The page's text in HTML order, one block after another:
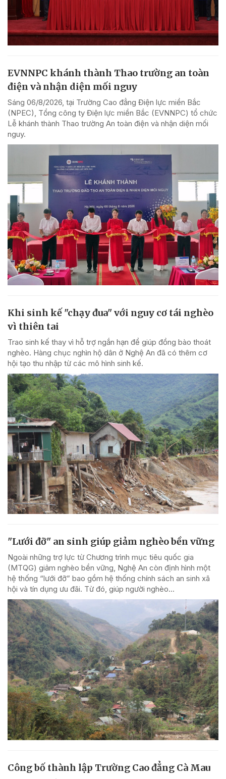
EVNNPC khánh thành Thao trường an toàn
điện và nhận diện mối nguy
Sáng 06/8/2026, tại Trường Cao đẳng Điện lực miền Bắc
(NPEC), Tổng công ty Điện lực miền Bắc (EVNNPC) tổ chức
Lễ khánh thành Thao trường An toàn điện và nhận diện mối
nguy.
Khi sinh kế "chạy đua" với nguy cơ tái nghèo
vì thiên tai
Trao sinh kế thay vì hỗ trợ ngắn hạn để giúp đồng bào thoát
nghèo. Hàng chục nghìn hộ dân ở Nghệ An đã có thêm cơ
hội tạo thu nhập từ các mô hình sinh kế.
"Lưới đỡ" an sinh giúp giảm nghèo bền vững
Ngoài những trợ lực từ Chương trình mục tiêu quốc gia
(MTQG) giảm nghèo bền vững, Nghệ An còn định hình một
hệ thống “lưới đỡ” bao gồm hệ thống chính sách an sinh xã
hội và tín dụng ưu đãi. Từ đó, giúp người nghèo...
Công bố thành lập Trường Cao đẳng Cà Mau